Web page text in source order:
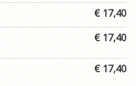
€ 17,40
€ 17,40
€ 17,40